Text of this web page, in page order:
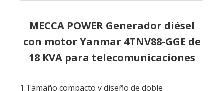
1.Tamaño compacto y diseño de doble
apilamiento para un costo de transporte seguro
2.Tecnología de soldadura y pulverización de alta
calidad y larga duración
4.Revestimiento en polvo, con excelente